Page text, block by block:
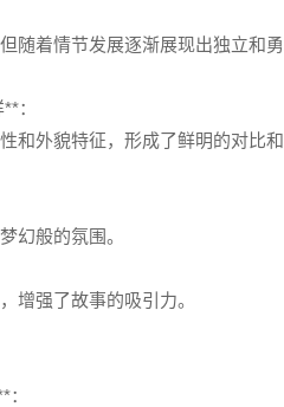
随着情节发展逐渐展现出独立和勇
：
和外貌特征，形成了鲜明的对比和
幻般的氛围。
增强了故事的吸引力。